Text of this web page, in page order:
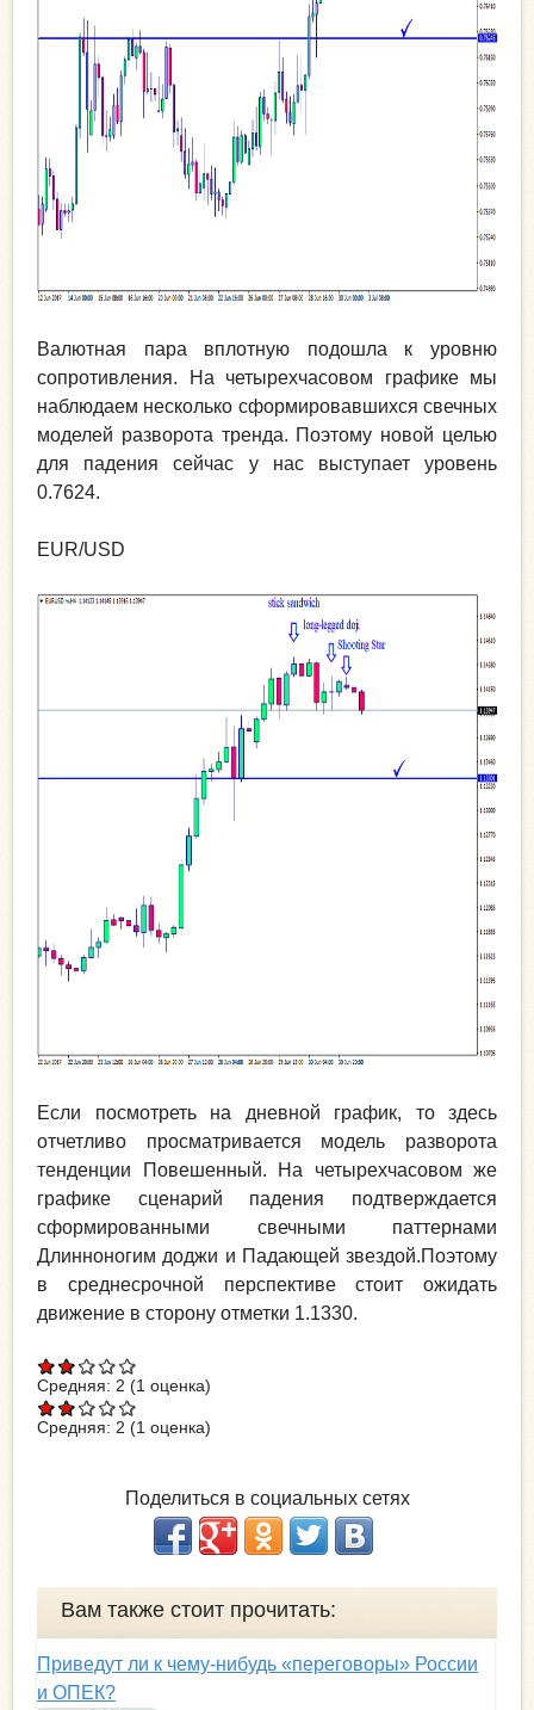
Валютная пара вплотную подошла к уровню
сопротивления. На четырехчасовом графике мы
наблюдаем несколько сформировавшихся свечных
моделей разворота тренда. Поэтому новой целью
для падения сейчас у нас выступает уровень
0.7624.
EUR/USD
Если посмотреть на дневной график, то здесь
отчетливо просматривается модель разворота
тенденции Повешенный. На четырехчасовом же
графике сценарий падения подтверждается
сформированными свечными паттернами
Длинноногим доджи и Падающей звездой.Поэтому
в среднесрочной перспективе стоит ожидать
движение в сторону отметки 1.1330.
Средняя: 2 (1 оценка)
Средняя: 2 (1 оценка)
Поделиться в социальных сетях
Вам также стоит прочитать:
Приведут ли к чему-нибудь «переговоры» России
и ОПЕК?